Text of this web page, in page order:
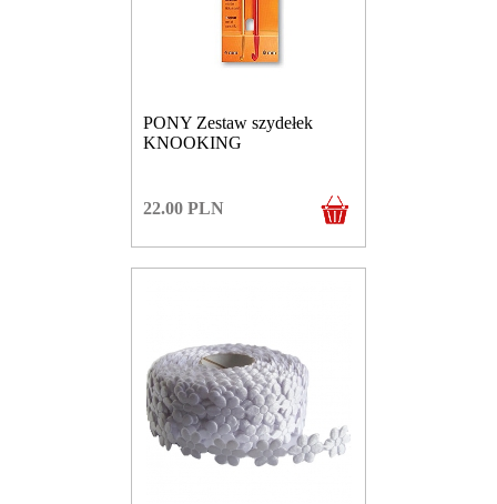
PONY Zestaw szydełek
KNOOKING
22.00 PLN